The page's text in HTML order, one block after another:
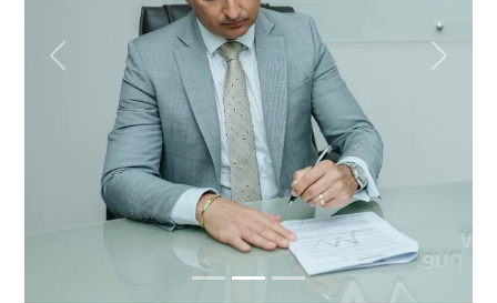
Previous Next